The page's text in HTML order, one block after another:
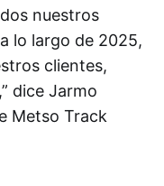
nuestros
lo largo de 2025,
clientes,
dice Jarmo
Metso Track